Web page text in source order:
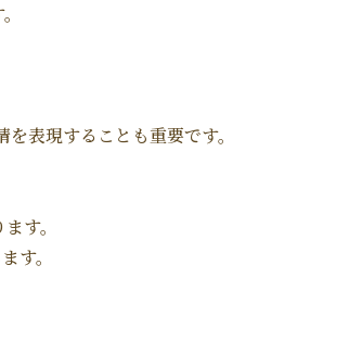
表現することも重要です。
す。
す。